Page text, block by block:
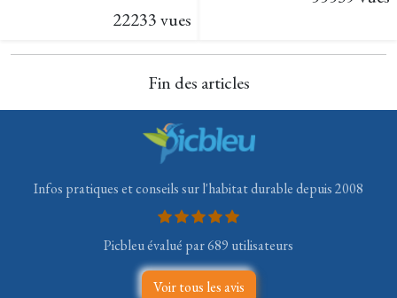
22233 vues
Fin des articles
Infos pratiques et conseils sur l'habitat durable depuis 2008
Picbleu évalué par 689 utilisateurs
Voir tous les avis